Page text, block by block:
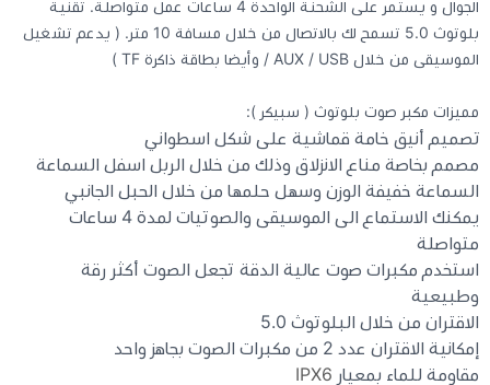
كيبوردات
الكابلات والمحولات
شنط لابتوب - كمبيوتر
أجهزة الشبكة والراوترات
وصلات الوسائط و موزع يو اس بي Hub
الجوال و يستمر على الشحنة الواحدة 4 ساعات عمل متواصلة. تقنية
بلوتوث 5.0 تسمح لك بالاتصال من خلال مسافة 10 متر. ( يدعم تشغيل
الموسيقى من خلال AUX / USB / وأيضا بطاقة ذاكرة TF )
مميزات مكبر صوت بلوتوث ( سبيكر ):
تصميم أنيق خامة قماشية على شكل اسطواني
مصمم بخاصة مناع الانزلاق وذلك من خلال الربل اسفل السماعة
السماعة خفيفة الوزن وسهل حلمها من خلال الحبل الجانبي
يمكنك الاستماع الى الموسيقى والصوتيات لمدة 4 ساعات
متواصلة
استخدم مكبرات صوت عالية الدقة تجعل الصوت أكثر رقة
وطبيعية
الاقتران من خلال البلوتوث 5.0
إمكانية الاقتران عدد 2 من مكبرات الصوت بجاهز واحد
مقاومة للماء بمعيار IPX6